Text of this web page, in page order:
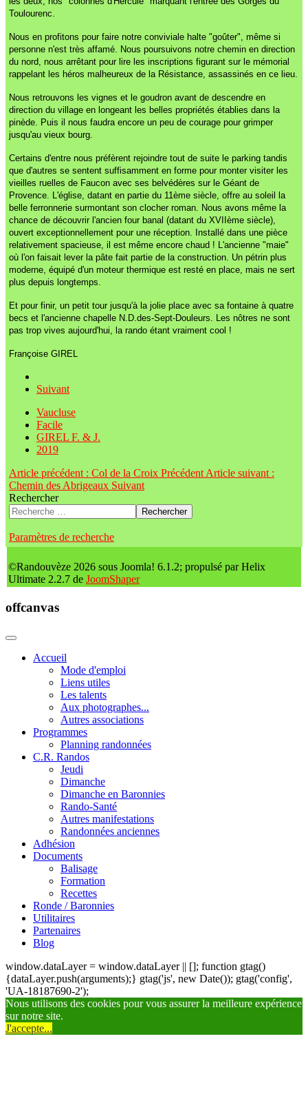
Toulourenc.
Nous en profitons pour faire notre conviviale halte "goûter", même si
personne n'est très affamé. Nous poursuivons notre chemin en direction
du nord, nous arrêtant pour lire les inscriptions figurant sur le mémorial
rappelant les héros malheureux de la Résistance, assassinés en ce lieu.
Nous retrouvons les vignes et le goudron avant de descendre en
direction du village en longeant les belles propriétés établies dans la
pinède. Puis il nous faudra encore un peu de courage pour grimper
jusqu'au vieux bourg.
Certains d'entre nous préfèrent rejoindre tout de suite le parking tandis
que d'autres se sentent suffisamment en forme pour monter visiter les
vieilles ruelles de Faucon avec ses belvédères sur le Géant de
Provence. L'église, datant en partie du 11ème siècle, offre au soleil la
belle ferronnerie surmontant son clocher roman. Nous avons même la
chance de découvrir l'ancien four banal (datant du XVIIème siècle),
ouvert exceptionnellement pour une réception. Installé dans une pièce
relativement spacieuse, il est même encore chaud ! L'ancienne "maie"
où l'on faisait lever la pâte fait partie de la construction. Un pétrin plus
moderne, équipé d'un moteur thermique est resté en place, mais ne sert
plus depuis longtemps.
Et pour finir, un petit tour jusqu'à la jolie place avec sa fontaine à quatre
becs et l'ancienne chapelle N.D.des-Sept-Douleurs. Les nôtres ne sont
pas trop vives aujourd'hui, la rando étant vraiment cool !
Françoise GIREL
Suivant
Vaucluse
Facile
GIREL F. & J.
2019
Article précédent : Col de la Croix Précédent Article suivant :
Chemin des Abrigeaux Suivant
Rechercher
Rechercher
Paramètres de recherche
©Randouvèze 2026 sous Joomla! 6.1.2; propulsé par Helix
Ultimate 2.2.7 de JoomShaper
offcanvas
Accueil
Mode d'emploi
Liens utiles
Les talents
Aux photographes...
Autres associations
Programmes
Planning randonnées
C.R. Randos
Jeudi
Dimanche
Dimanche en Baronnies
Rando-Santé
Autres manifestations
Randonnées anciennes
Adhésion
Documents
Balisage
Formation
Recettes
Ronde / Baronnies
Utilitaires
Partenaires
Blog
window.dataLayer = window.dataLayer || []; function gtag()
{dataLayer.push(arguments);} gtag('js', new Date()); gtag('config',
'UA-18187690-2');
Nous utilisons des cookies pour vous assurer la meilleure expérience
sur notre site.
J'accepte...